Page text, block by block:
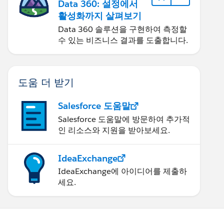
Data 360: 설정에서
활성화까지 살펴보기
Data 360 솔루션을 구현하여 측정할
수 있는 비즈니스 결과를 도출합니다.
도움 더 받기
Salesforce 도움말
Salesforce 도움말에 방문하여 추가적
인 리소스와 지원을 받아보세요.
IdeaExchange
IdeaExchange에 아이디어를 제출하
세요.